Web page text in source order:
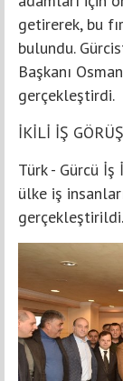
getirerek, bu
bulundu.
Başkanı
gerçekleştirdi.
İKİLİ İŞ
Türk - Gürcü
ülke iş
gerçekleştirildi.